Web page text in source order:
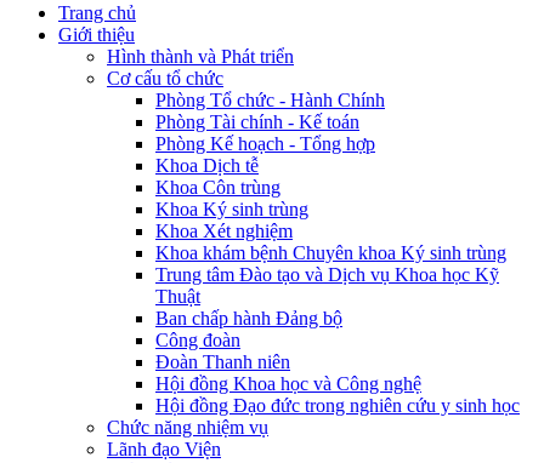
Trang chủ
Giới thiệu
Hình thành và Phát triển
Cơ cấu tổ chức
Phòng Tổ chức - Hành Chính
Phòng Tài chính - Kế toán
Phòng Kế hoạch - Tổng hợp
Khoa Dịch tễ
Khoa Côn trùng
Khoa Ký sinh trùng
Khoa Xét nghiệm
Khoa khám bệnh Chuyên khoa Ký sinh trùng
Trung tâm Đào tạo và Dịch vụ Khoa học Kỹ
Thuật
Ban chấp hành Đảng bộ
Công đoàn
Đoàn Thanh niên
Hội đồng Khoa học và Công nghệ
Hội đồng Đạo đức trong nghiên cứu y sinh học
Chức năng nhiệm vụ
Lãnh đạo Viện